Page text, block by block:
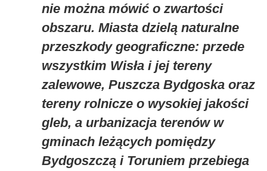
nie można mówić o zwartości
obszaru. Miasta dzielą naturalne
przeszkody geograficzne: przede
wszystkim Wisła i jej tereny
zalewowe, Puszcza Bydgoska oraz
tereny rolnicze o wysokiej jakości
gleb, a urbanizacja terenów w
gminach leżących pomiędzy
Bydgoszczą i Toruniem przebiega